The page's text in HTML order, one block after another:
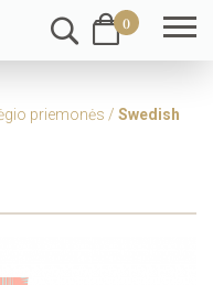
0
priemonės / Swedish